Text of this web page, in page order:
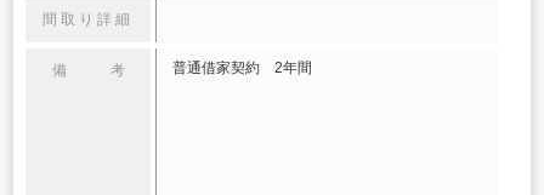
間取り詳細
備 考 普通借家契約 2年間